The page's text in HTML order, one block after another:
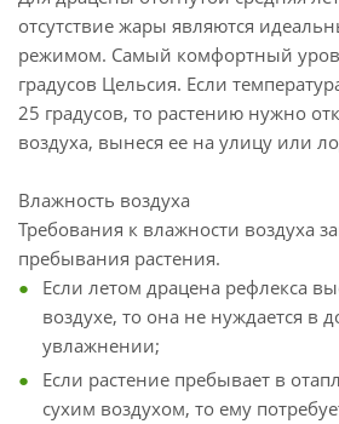
отсутствие жары являются
режимом. Самый комфортный
градусов Цельсия. Если
25 градусов, то растению нужно
воздуха, вынеся ее на улицу или
Влажность воздуха
Требования к влажности воздуха
пребывания растения.
Если летом драцена рефлекса
воздухе, то она не нуждается в
увлажнении;
Если растение пребывает в
сухим воздухом, то ему